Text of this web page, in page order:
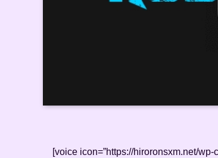
[voice icon=”https://hiroronsxm.net/wp-